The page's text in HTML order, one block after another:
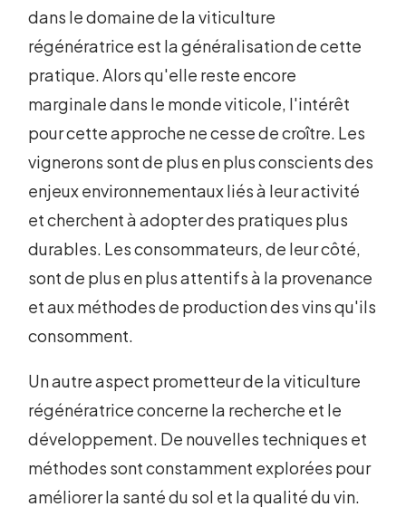
dans le domaine de la viticulture
régénératrice est la généralisation de cette
pratique. Alors qu'elle reste encore
marginale dans le monde viticole, l'intérêt
pour cette approche ne cesse de croître. Les
vignerons sont de plus en plus conscients des
enjeux environnementaux liés à leur activité
et cherchent à adopter des pratiques plus
durables. Les consommateurs, de leur côté,
sont de plus en plus attentifs à la provenance
et aux méthodes de production des vins qu'ils
consomment.
Un autre aspect prometteur de la viticulture
régénératrice concerne la recherche et le
développement. De nouvelles techniques et
méthodes sont constamment explorées pour
améliorer la santé du sol et la qualité du vin.